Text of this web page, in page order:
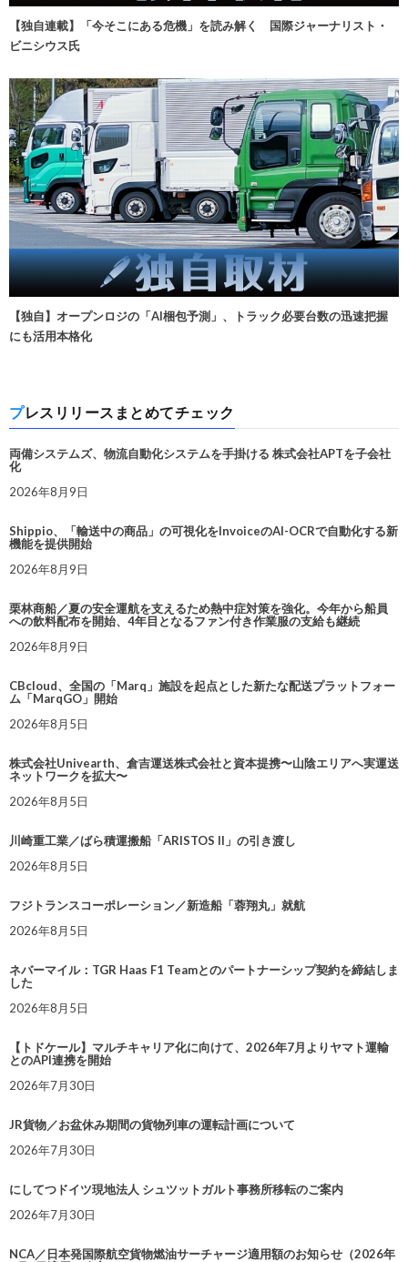
【独自連載】「今そこにある危機」を読み解く 国際ジャーナリスト・
ビニシウス氏
【独自】オープンロジの「AI梱包予測」、トラック必要台数の迅速把握
にも活用本格化
プレスリリースまとめてチェック
両備システムズ、物流自動化システムを手掛ける 株式会社APTを子会社
化
2026年8月9日
Shippio、「輸送中の商品」の可視化をInvoiceのAI-OCRで自動化する新
機能を提供開始
2026年8月9日
栗林商船／夏の安全運航を支えるため熱中症対策を強化。今年から船員
への飲料配布を開始、4年目となるファン付き作業服の支給も継続
2026年8月9日
CBcloud、全国の「Marq」施設を起点とした新たな配送プラットフォー
ム「MarqGO」開始
2026年8月5日
株式会社Univearth、倉吉運送株式会社と資本提携〜山陰エリアへ実運送
ネットワークを拡大〜
2026年8月5日
川崎重工業／ばら積運搬船「ARISTOS II」の引き渡し
2026年8月5日
フジトランスコーポレーション／新造船「蓉翔丸」就航
2026年8月5日
ネバーマイル：TGR Haas F1 Teamとのパートナーシップ契約を締結しま
した
2026年8月5日
【トドケール】マルチキャリア化に向けて、2026年7月よりヤマト運輸
とのAPI連携を開始
2026年7月30日
JR貨物／お盆休み期間の貨物列車の運転計画について
2026年7月30日
にしてつドイツ現地法人 シュツットガルト事務所移転のご案内
2026年7月30日
NCA／日本発国際航空貨物燃油サーチャージ適用額のお知らせ（2026年